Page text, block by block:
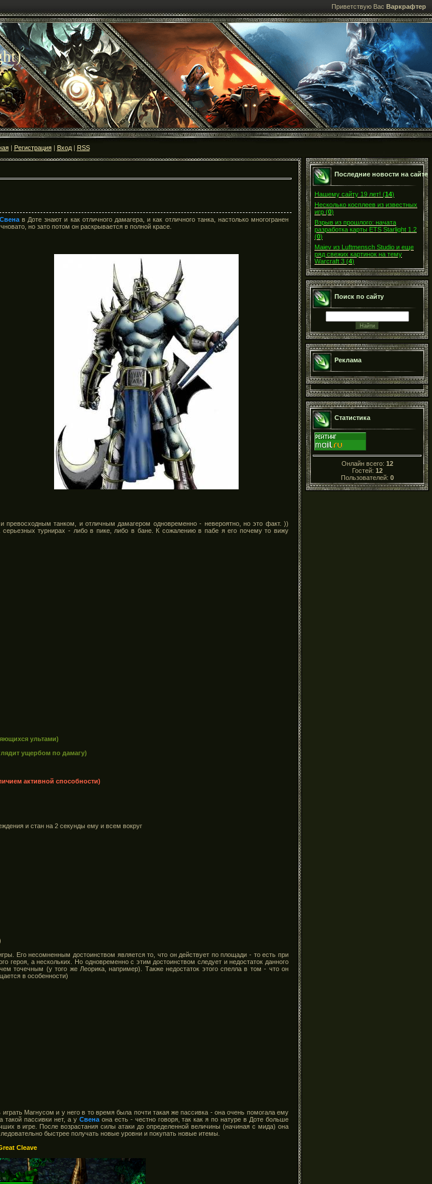
Приветствую Вас Варкрафтер
| Регистрация| Вход| RSS
Свенав Доте знают и как отличного дамагера, и как отличного танка, настолько многогранен
но зато потом он раскрывается в полной красе.
превосходным танком, и отличным дамагером одновременно - невероятно, но это факт. ))
серьезных турнирах - либо в пике, либо в бане. К сожалению в пабе я его почему то вижу
ультами)
ущербом по дамагу)
активной способности)
и стан на 2 секунды ему и всем вокруг
Его несомненным достоинством является то, что он действует по площади - то есть при
героя, а нескольких. Но одновременно с этим достоинством следует и недостаток данного
точечным (у того же Леорика, например). Также недостаток этого спелла в том - что он
в особенности)
Магнусом и у него в то время была почти такая же пассивка - она очень помогала ему
пассивки нет, а у Свенаона есть - честно говоря, так как я по натуре в Доте больше
в игре. После возрастания силы атаки до определенной величины (начиная с мида) она
быстрее получать новые уровни и покупать новые итемы.
Cleave
Последние новости на сайте
Нашему сайту 19 лет! (14)
Несколько косплеев из известных
игр (0)
Взрыв из прошлого: начата
разработка карты ETS Starlight 1.2
(0)
Maiev из Luftmensch Studio и еще
ряд свежих картинок на тему
Warcraft 3 (4)
Поиск по сайту
Реклама
Статистика
Онлайн всего: 12
Гостей: 12
Пользователей: 0